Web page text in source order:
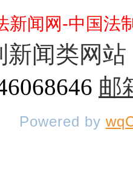
新闻网-中国法
新闻类网站
邮
Powered by